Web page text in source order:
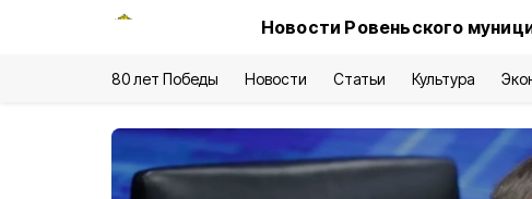
Новости Ровеньского
80 лет Победы Новости Статьи Культура